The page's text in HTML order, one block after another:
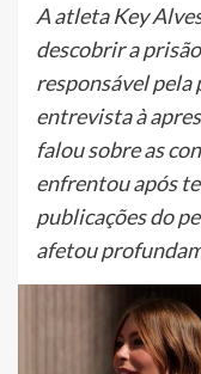
A atleta Key
descobrir a
responsável pela
entrevista à
falou sobre as
enfrentou após
publicações do
afetou